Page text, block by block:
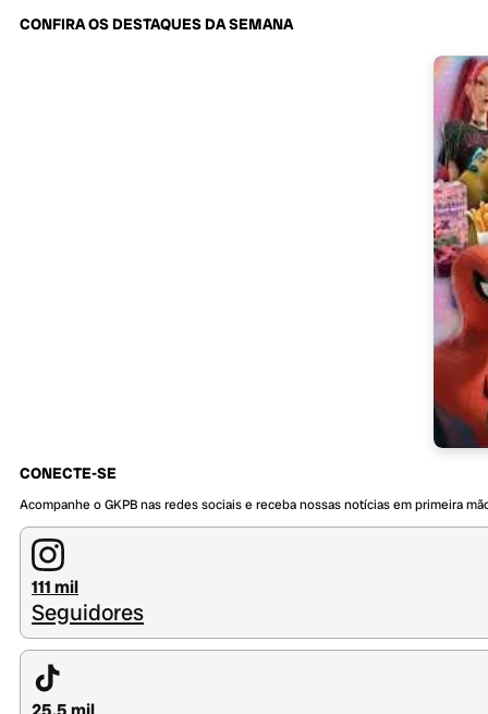
CONFIRA OS DESTAQUES DA SEMANA
CONECTE-SE
Acompanhe o GKPB nas redes sociais e receba nossas notícias em primeira
111 mil
Seguidores